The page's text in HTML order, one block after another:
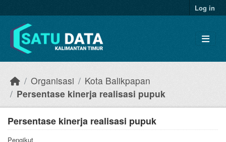
Log in
Organisasi
Kota Balikpapan
Persentase kinerja realisasi pupuk
Persentase kinerja realisasi pupuk
Pengikut